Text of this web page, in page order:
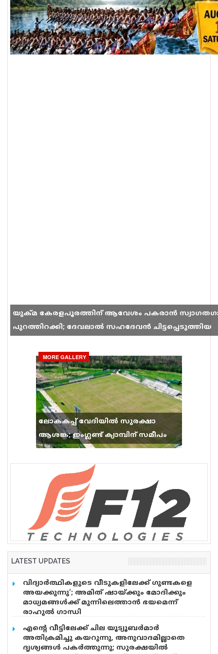
യുക്മ കേരളപൂരത്തിന് ആവേശം പകരാൻ
പുറത്തിറക്കി; ദേവലാൽ സഹദേവൻ ചിട്ടപ്പെടുത്തിയ
MORE GALLERY
ലോകകപ്പ് വേദിയിൽ സുരക്ഷാ
ആശങ്ക; ഇംഗ്ലണ്ട് ക്യാമ്പിന് സമീപം
വെടിവെപ്പ്, 9 പേർക്ക് പരിക്ക്
LATEST UPDATES
വിദ്യാര്‍ത്ഥികളുടെ വീടുകളിലേക്ക് ഗുണ്ടകളെ
അയക്കുന്നു’; അമിത് ഷായ്ക്കും മോദിക്കും
മാധ്യമങ്ങള്‍ക്ക് മുന്നിലെത്താന്‍ ഭയമെന്ന്
രാഹുല്‍ ഗാന്ധി
വിദ്യാർത്ഥികൾ ഇന്ന് രാജ്യത്തെ മാധ്യമങ്ങൾക്ക്
മുന്നിൽ നിൽക്കുന്നു, പക്ഷെ അമിത് ഷാ ക്കും,
മോദിക്കും ധൈര്യമില്ലെന്ന് രാഹുൽ ഗാന്ധി. അമിത്
എന്റെ വീട്ടിലേക്ക് ചില യൂട്യൂബർമാർ
അതിക്രമിച്ചു കയറുന്നു, അനുവാദമില്ലാതെ
ദൃശ്യങ്ങൾ പകർത്തുന്നു; സുരക്ഷയിൽ